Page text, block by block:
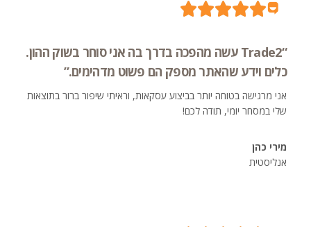
“Trade2 עשה מהפכה בדרך בה אני סוחר בשוק ההון.
כלים וידע שהאתר מספק הם פשוט מדהימים.”
אני מרגישה בטוחה יותר בביצוע עסקאות, וראיתי שיפור ברור בתוצאות
שלי במסחר יומי, תודה לכם!
מירי כהן
אנליסטית